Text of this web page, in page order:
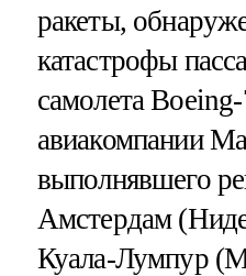
ракеты,
катастрофы
самолета
авиакомпании
выполнявшего
Амстердам
Куала-Лумпур